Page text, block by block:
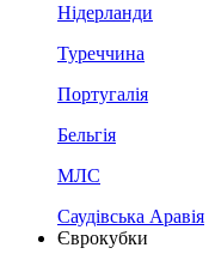
Нідерланди
Туреччина
Португалія
Бельгія
МЛС
Саудівська Аравія
Єврокубки